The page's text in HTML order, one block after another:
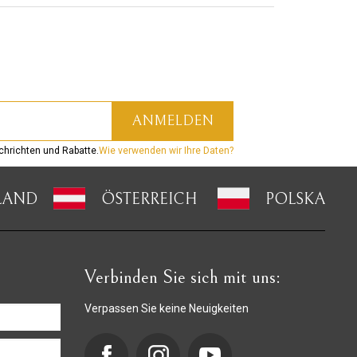
und Rabatte.Wie verwenden wir Ihre Daten?
ÖSTERREICH POLSKA
Verbinden Sie sich mit uns:
Verpassen Sie keine Neuigkeiten